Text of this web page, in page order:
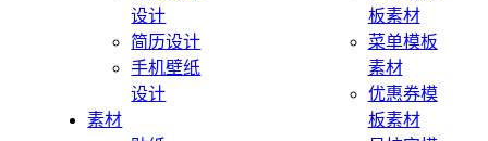
设计
简历设计
手机壁纸
设计
素材
板素材
菜单模板
素材
优惠券模
板素材